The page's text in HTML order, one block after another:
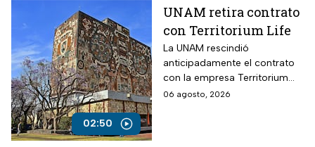
02:50
UNAM retira contrato
con Territorium Life
La UNAM rescindió
anticipadamente el contrato
con la empresa Territorium
Life, encargada del examen
06 agosto, 2026